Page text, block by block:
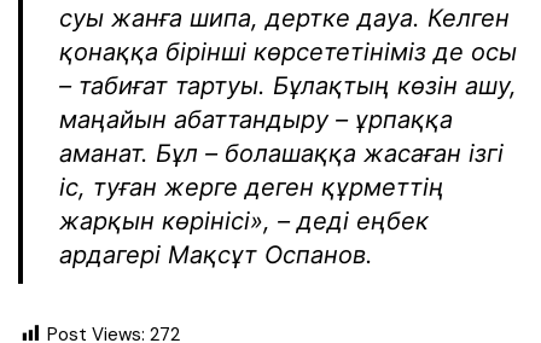
суы жанға шипа, дертке дауа. Келген
қонаққа бірінші көрсететініміз де осы
– табиғат тартуы. Бұлақтың көзін ашу,
маңайын абаттандыру – ұрпаққа
аманат. Бұл – болашаққа жасаған ізгі
іс, туған жерге деген құрметтің
жарқын көрінісі», – деді еңбек
ардагері Мақсұт Оспанов.
Post Views: 272